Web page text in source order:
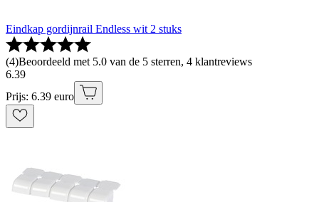
Eindkap gordijnrail Endless wit 2 stuks
(4)Beoordeeld met 5.0 van de 5 sterren, 4 klantreviews
6.39
Prijs: 6.39 euro